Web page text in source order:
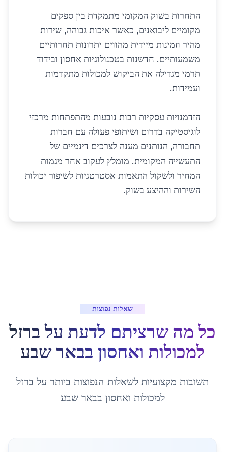
התחרות בשוק המקומי מתמקדת בין ספקים
מקומיים ליבואנים, כאשר איכות גבוהה, שירות
מהיר וזמינות מיידית מהווים יתרונות תחרותיים
משמעותיים. חדשנות בטכנולוגיות אחסון ובידוד
תרמי מגדילה את הביקוש למכולות מתקדמות
ועמידות.
הזדמנויות עסקיות רבות נובעות מהתפתחות מרכזי
לוגיסטיקה בדרום ושיתופי פעולה עם חברות
תחבורה, הנותנים מענה לצרכים דינמיים של
התעשייה המקומית. מומלץ לעקוב אחר מגמות
המחיר ולשקול התאמות אסטרטגיות לשיפור יכולות
השירות וההיצע בשוק.
שאלות נפוצות
כל מה שרציתם לדעת על ברזל
למכולות ואחסון בבאר שבע
תשובות מקצועיות לשאלות הנפוצות ביותר על ברזל
למכולות ואחסון בבאר שבע